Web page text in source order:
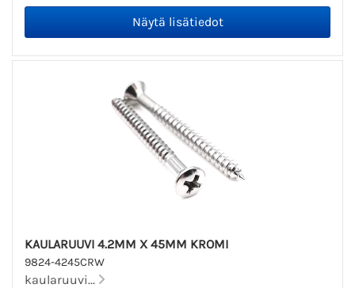
KAULARUUVI 4.2MM X 45MM KROMI
9824-4245CRW
kaularuuvi...